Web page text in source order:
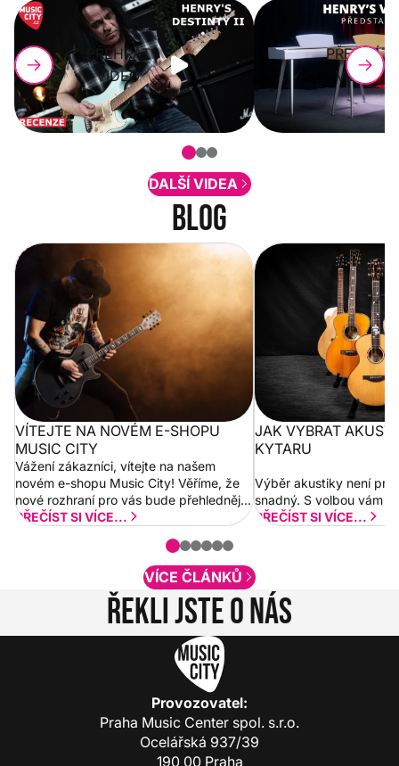
PŘEHRÁT
VIDEO
PŘEHRÁT
VIDEO
DALŠÍ VIDEA
Blog
Vítejte na novém e-shopu Music
City
VÍTEJTE NA NOVÉM E-SHOPU
MUSIC CITY
Vážení zákazníci, vítejte na našem
novém e-shopu Music City! Věříme, že
nové rozhraní pro vás bude přehlednější
a rychlejší. Postupně budeme přidávat
PŘEČÍST SI VÍCE...
Jak vybrat
JAK VYBRAT
KYTARU
Výběr akustiky není pro
snadný. S volbou vám
PŘEČÍST SI VÍCE...
VÍCE ČLÁNKŮ
Řekli jste o nás
Provozovatel:
Praha Music Center spol. s.r.o.
Ocelářská 937/39
190 00 Praha